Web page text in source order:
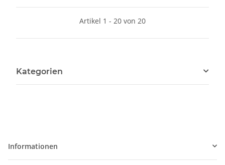
Artikel 1 - 20 von 20
Kategorien
Informationen